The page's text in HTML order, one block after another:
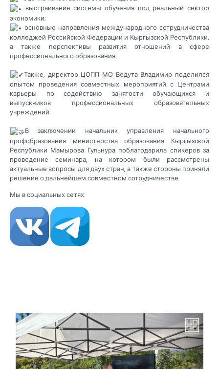
выстраивание системы обучения под реальный сектор
экономики;
основные направления международного сотрудничества
колледжей Российской Федерации и Кыргызской Республики,
а также перспективы развития отношений в сфере
профессионального образования.
Также, директор ЦОПП МО Ведута Владимир поделился
опытом проведения совместных мероприятий с Центрами
карьеры по содействию занятости обучающихся и
выпускников профессиональных образовательных
учреждений.
В заключении начальник управления начального
профобразования министерства образования Кыргызской
Республики Мамырова Гульнура поблагодарила спикеров за
проведение семинара, на котором были рассмотрены
актуальные вопросы для двух стран, а также стороны приняли
решение о дальнейшем совместном сотрудничестве.
Мы в социальных сетях: